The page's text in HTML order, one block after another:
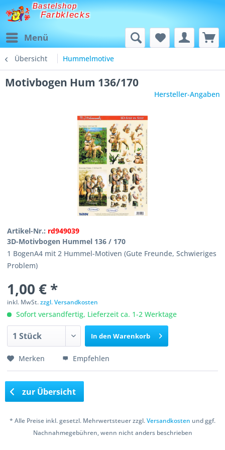
Bastelshop
Farbklecks
Menü
Übersicht Hummelmotive
Motivbogen Hum 136/170
Hersteller-Angaben
Artikel-Nr.: rd949039
3D-Motivbogen Hummel 136 / 170
1 BogenA4 mit 2 Hummel-Motiven (Gute Freunde, Schwieriges
Problem)
1,00 € *
inkl. MwSt.zzgl. Versandkosten
Sofort versandfertig, Lieferzeit ca. 1-2 Werktage
In den Warenkorb
Merken Empfehlen
zur Übersicht
* Alle Preise inkl. gesetzl. Mehrwertsteuer zzgl.Versandkosten und ggf.
Nachnahmegebühren, wenn nicht anders beschrieben